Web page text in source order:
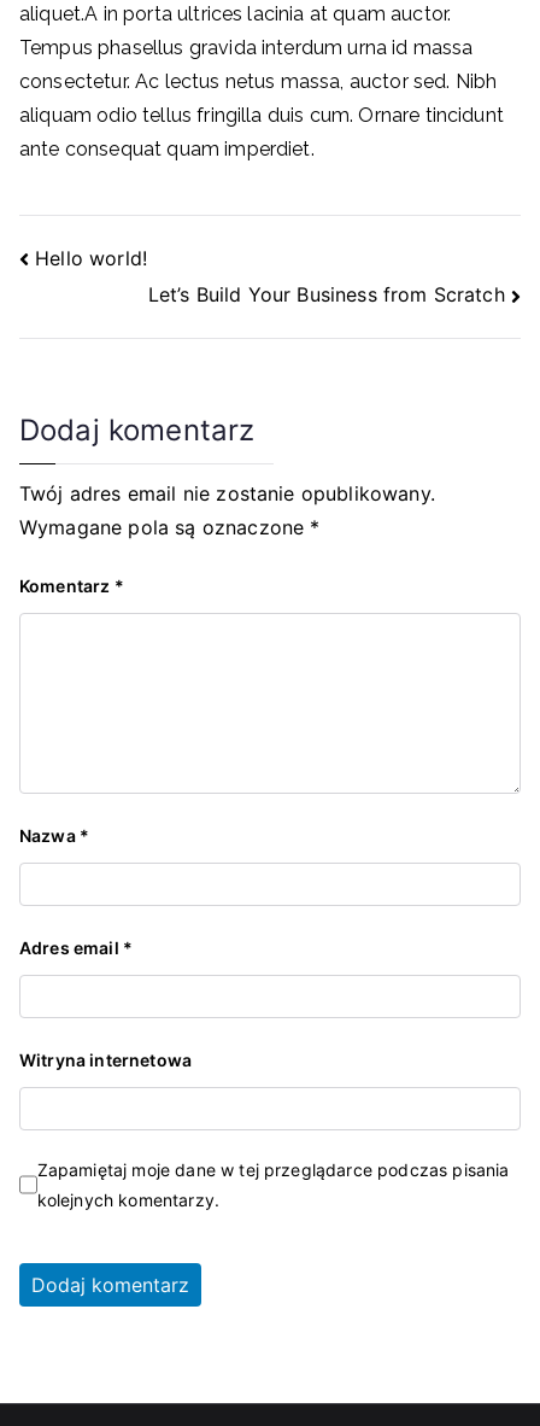
aliquet.A in porta ultrices lacinia at quam auctor.
Tempus phasellus gravida interdum urna id massa
consectetur. Ac lectus netus massa, auctor sed. Nibh
aliquam odio tellus fringilla duis cum. Ornare tincidunt
ante consequat quam imperdiet.
Nawigacja
Hello world!
Let’s Build Your Business from Scratch
Dodaj komentarz
Twój adres email nie zostanie opublikowany.
Wymagane pola są oznaczone *
Komentarz *
Nazwa *
Adres email *
Witryna internetowa
Zapamiętaj moje dane w tej przeglądarce podczas pisania
kolejnych komentarzy.